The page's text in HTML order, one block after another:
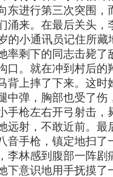
东进行第三次突围，
涌来。在最后关头，
的小通讯员记住所藏
率剩下的同志击毙了
口。就在冲到村后的
背上摔了下来。这时
中弹，胸部也受了伤
手枪左右开弓射击，
远射，不敢近前。最
音手枪，镇定地扫了
李林感到腹部一阵剧
下意识地用手抚摸了